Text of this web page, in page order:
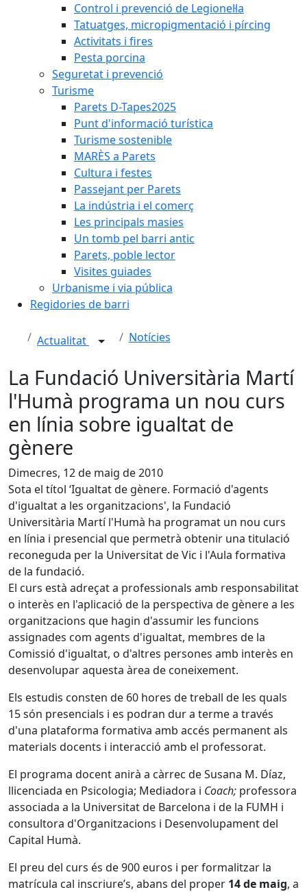
Control i prevenció de Legionel·la
Tatuatges, micropigmentació i pírcing
Activitats i fires
Pesta porcina
Seguretat i prevenció
Turisme
Parets D-Tapes2025
Punt d'informació turística
Turisme sostenible
MARÈS a Parets
Cultura i festes
Passejant per Parets
La indústria i el comerç
Les principals masies
Un tomb pel barri antic
Parets, poble lector
Visites guiades
Urbanisme i via pública
Regidories de barri
Actualitat Notícies
La Fundació Universitària Martí
l'Humà programa un nou curs
en línia sobre igualtat de
gènere
Dimecres, 12 de maig de 2010
Sota el títol ‘Igualtat de gènere. Formació d'agents
d'igualtat a les organitzacions', la Fundació
Universitària Martí l'Humà ha programat un nou curs
en línia i presencial que permetrà obtenir una titulació
reconeguda per la Universitat de Vic i l'Aula formativa
de la fundació.
El curs està adreçat a professionals amb responsabilitat
o interès en l'aplicació de la perspectiva de gènere a les
organitzacions que hagin d'assumir les funcions
assignades com agents d'igualtat, membres de la
Comissió d'igualtat, o d'altres persones amb interès en
desenvolupar aquesta àrea de coneixement.
Els estudis consten de 60 hores de treball de les quals
15 són presencials i es podran dur a terme a través
d'una plataforma formativa amb accés permanent als
materials docents i interacció amb el professorat.
El programa docent anirà a càrrec de Susana M. Díaz,
llicenciada en Psicologia; Mediadora i Coach; professora
associada a la Universitat de Barcelona i de la FUMH i
consultora d'Organitzacions i Desenvolupament del
Capital Humà.
El preu del curs és de 900 euros i per formalitzar la
matrícula cal inscriure’s, abans del proper 14 de maig, a